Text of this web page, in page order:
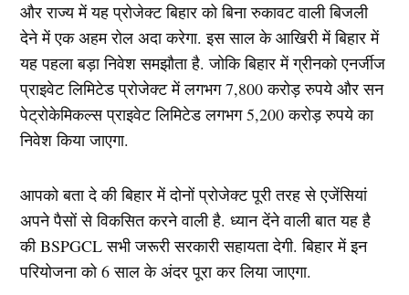
और राज्य में यह प्रोजेक्ट बिहार को बिना रुकावट वाली बिजली
देने में एक अहम रोल अदा करेगा. इस साल के आखिरी में बिहार में
यह पहला बड़ा निवेश समझौता है. जोकि बिहार में ग्रीनको एनर्जीज
प्राइवेट लिमिटेड प्रोजेक्ट में लगभग 7,800 करोड़ रुपये और सन
पेट्रोकेमिकल्स प्राइवेट लिमिटेड लगभग 5,200 करोड़ रुपये का
निवेश किया जाएगा.
आपको बता दे की बिहार में दोनों प्रोजेक्ट पूरी तरह से एजेंसियां
अपने पैसों से विकसित करने वाली है. ध्यान देंने वाली बात यह है
की BSPGCL सभी जरूरी सरकारी सहायता देगी. बिहार में इन
परियोजना को 6 साल के अंदर पूरा कर लिया जाएगा.